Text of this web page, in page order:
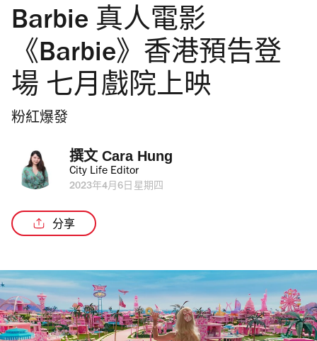
Barbie 真人電影
《Barbie》香港預告登
場 七月戲院上映
粉紅爆發
撰文 Cara Hung
City Life Editor
2023年4月6日星期四
分享